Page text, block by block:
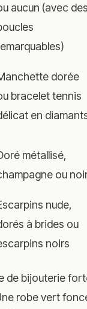
aucun (avec des
dorée
bracelet tennis
en
métallisé,
ou
nude,
à brides ou
noirs
de bijouterie
robe vert